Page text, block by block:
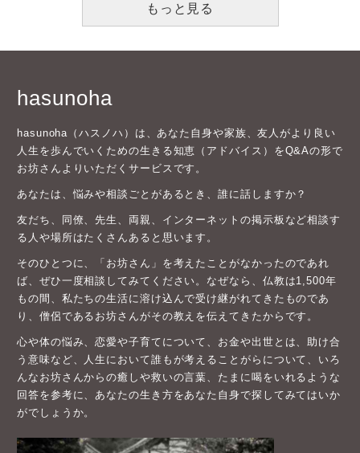
もっと見る
hasunoha
hasunoha（ハスノハ）は、あなた自身や家族、友人がより良い
人生を歩んでいくための生きる知恵（アドバイス）をQ&Aの形で
お坊さんよりいただくサービスです。
あなたは、悩みや相談ごとがあるとき、誰に話しますか？
友だち、同僚、先生、両親、インターネットの掲示板など相談す
る人や場所はたくさんあると思います。
そのひとつに、「お坊さん」を考えたことがなかったのであれ
ば、ぜひ一度相談してみてください。なぜなら、仏教は1,500年
もの間、私たちの生活に溶け込んで受け継がれてきたものであ
り、僧侶であるお坊さんがその教えを伝えてきたからです。
心や体の悩み、恋愛や子育てについて、お金や出世とは、助け合
う意味など、人生において誰もが考えることがらについて、いろ
んなお坊さんからの癒しや救いの言葉、たまに喝をいれるような
回答を参考に、あなたの生き方をあなた自身で探してみてはいか
がでしょうか。